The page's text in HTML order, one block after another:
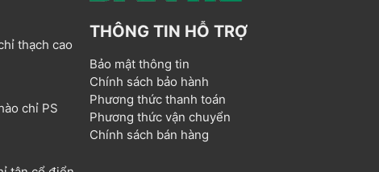
thạch cao
chỉ PS
THÔNG TIN HỖ TRỢ
Bảo mật thông tin
Chính sách bảo hành
Phương thức thanh toán
Phương thức vận chuyển
Chính sách bán hàng